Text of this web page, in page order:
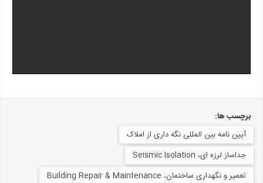
برچسب ها:
آیین نامه بین المللی نگه داری از املاک
جداساز لرزه ای، Seismic Isolation
تعمیر و نگهداری ساختمان، Building Repair & Maintenance